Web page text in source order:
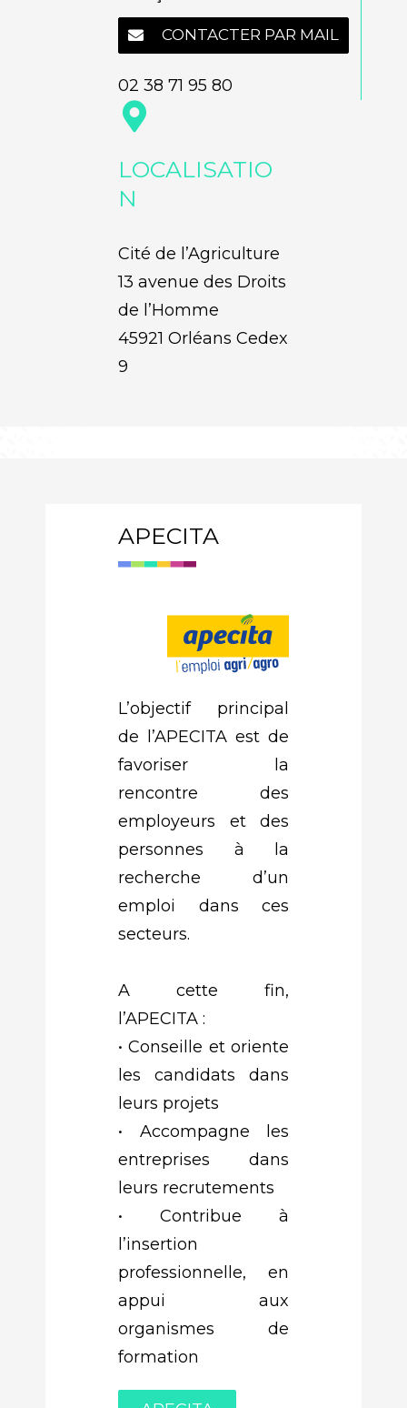
CONTACTER PAR MAIL
02 38 71 95 80
LOCALISATIO
N
Cité de l’Agriculture
13 avenue des Droits
de l’Homme
45921 Orléans Cedex
9
APECITA
L’objectif principal
de l’APECITA est de
favoriser la
rencontre des
employeurs et des
personnes à la
recherche d’un
emploi dans ces
secteurs.
A cette fin,
l’APECITA :
• Conseille et oriente
les candidats dans
leurs projets
• Accompagne les
entreprises dans
leurs recrutements
• Contribue à
l’insertion
professionnelle, en
appui aux
organismes de
formation